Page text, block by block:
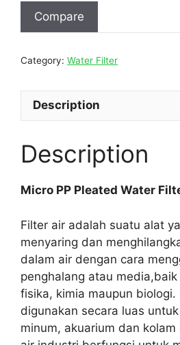
Compare
Category: Water Filter
Description
Description
Micro PP Pleated Water
Filter air adalah suatu alat
menyaring dan
dalam air dengan cara
penghalang atau
fisika, kimia maupun
digunakan secara luas
minum, akuarium dan